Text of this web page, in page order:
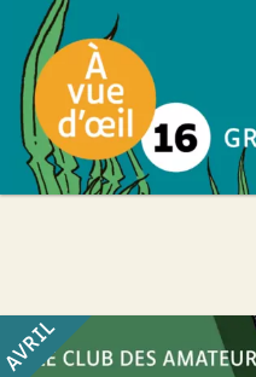
AVRIL